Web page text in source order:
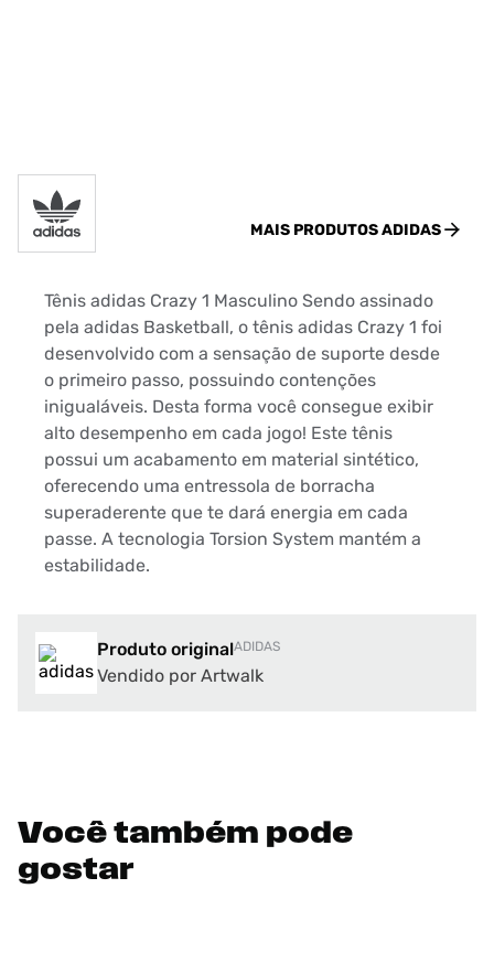
MAIS PRODUTOSADIDAS
Tênis adidas Crazy 1 Masculino Sendo assinado
pela adidas Basketball, o tênis adidas Crazy 1 foi
desenvolvido com a sensação de suporte desde
o primeiro passo, possuindo contenções
inigualáveis. Desta forma você consegue exibir
alto desempenho em cada jogo! Este tênis
possui um acabamento em material sintético,
oferecendo uma entressola de borracha
superaderente que te dará energia em cada
passe. A tecnologia Torsion System mantém a
estabilidade.
Produto originalADIDAS
Vendido por Artwalk
Você também pode
gostar